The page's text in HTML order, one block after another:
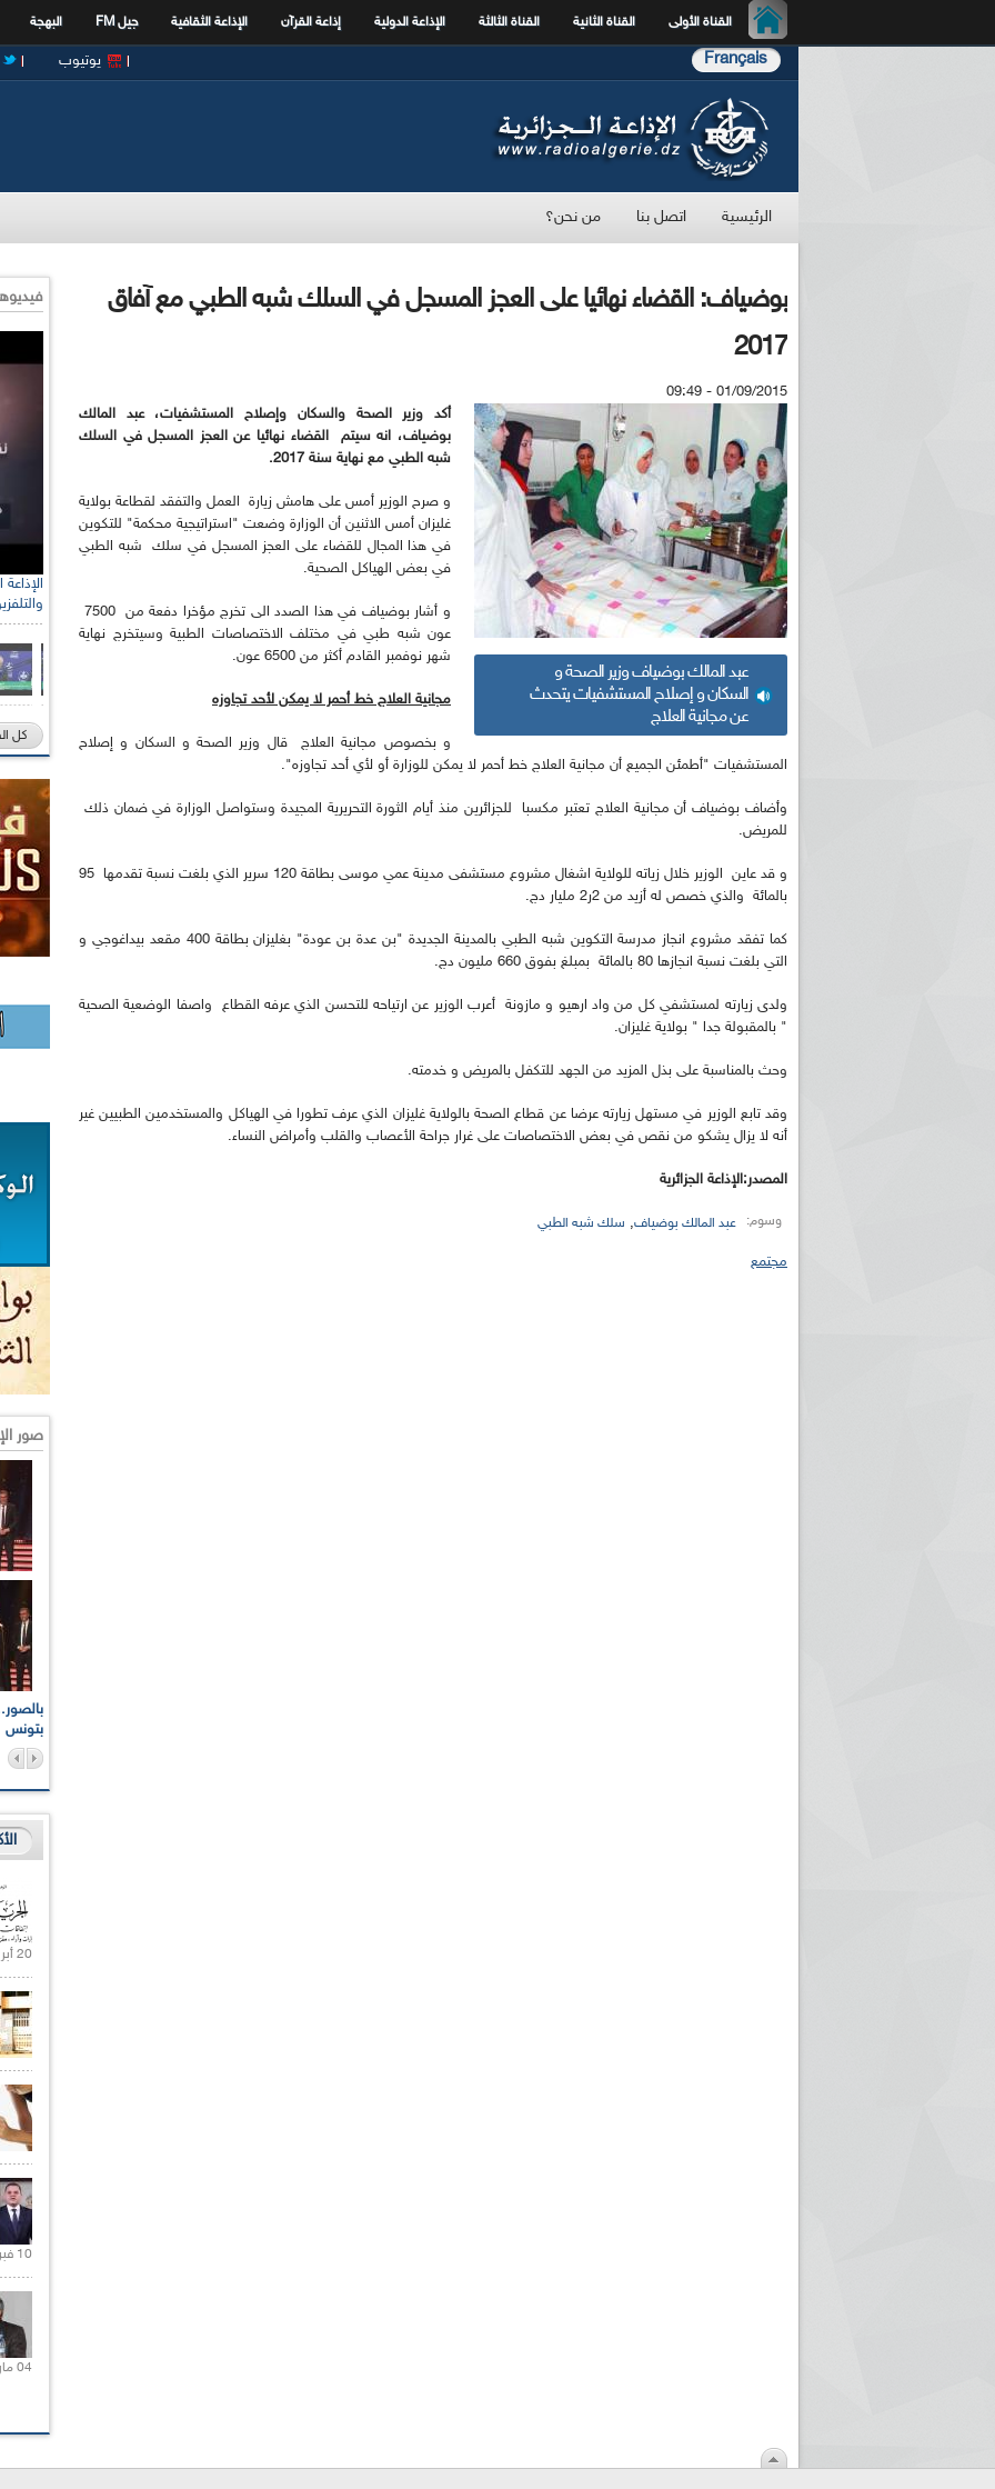
القناة الأولى القناة الثانية القناة الثالثة الإذاعة الدولية إذاعة القرآن الإذاعة الثقافية جيل FM البهجة
Français يوتيوب
الرئيسية اتصل بنا من نحن؟
بوضياف: القضاء نهائيا على العجز المسجل في السلك شبه الطبي مع آفاق
2017
01/09/2015 - 09:49
عبد المالك بوضياف وزير الصحة و
السكان و إصلاح المستشفيات يتحدث
عن مجانية العلاج
أكد وزير الصحة والسكان وإصلاح المستشفيات، عبد المالك
بوضياف، انه سيتم القضاء نهائيا عن العجز المسجل في السلك
شبه الطبي مع نهاية سنة 2017.
و صرح الوزير أمس على هامش زيارة العمل والتفقد لقطاعة بولاية
غليزان أمس الاثنين أن الوزارة وضعت "استراتيجية محكمة" للتكوين
في هذا المجال للقضاء على العجز المسجل في سلك شبه الطبي
في بعض الهياكل الصحية.
عون شبه طبي في مختلف الاختصاصات الطبية وسيتخرج نهاية
شهر نوفمبر القادم أكثر من 6500 عون.
مجانية العلاج خط أحمر لا يمكن لأحد تجاوزه
و بخصوص مجانية العلاج قال وزير الصحة و السكان و إصلاح
المستشفيات "أطمئن الجميع أن مجانية العلاج خط أحمر لا يمكن للوزارة أو لأي أحد تجاوزه".
وأضاف بوضياف أن مجانية العلاج تعتبر مكسبا للجزائرين منذ أيام الثورة التحريرية المجيدة وستواصل الوزارة في ضمان ذلك
للمريض.
و قد عاين الوزير خلال زياته للولاية اشغال مشروع مستشفى مدينة عمي موسى بطاقة 120 سرير الذي بلغت نسبة تقدمها 95
بالمائة والذي خصص له أزيد من 2ر2 مليار دج.
كما تفقد مشروع انجاز مدرسة التكوين شبه الطبي بالمدينة الجديدة "بن عدة بن عودة" بغليزان بطاقة 400 مقعد بيداغوجي و
التي بلغت نسبة انجازها 80 بالمائة بمبلغ بفوق 660 مليون دج.
ولدى زيارته لمستشفي كل من واد ارهيو و مازونة أعرب الوزير عن ارتياحه للتحسن الذي عرفه القطاع واصفا الوضعية الصحية
" بالمقبولة جدا " بولاية غليزان.
وحث بالمناسبة على بذل المزيد من الجهد للتكفل بالمريض و خدمته.
وقد تابع الوزير في مستهل زيارته عرضا عن قطاع الصحة بالولاية غليزان الذي عرف تطورا في الهياكل والمستخدمين الطبيين غير
أنه لا يزال يشكو من نقص في بعض الاختصاصات على غرار جراحة الأعصاب والقلب وأمراض النساء.
المصدر:الإذاعة الجزائرية
وسوم: عبد المالك بوضياف, سلك شبه الطبي
مجتمع
كل
صور
بتونس
20 أبريل 2021 |
10 فبراير 2021 |
04 مارس 2020 |